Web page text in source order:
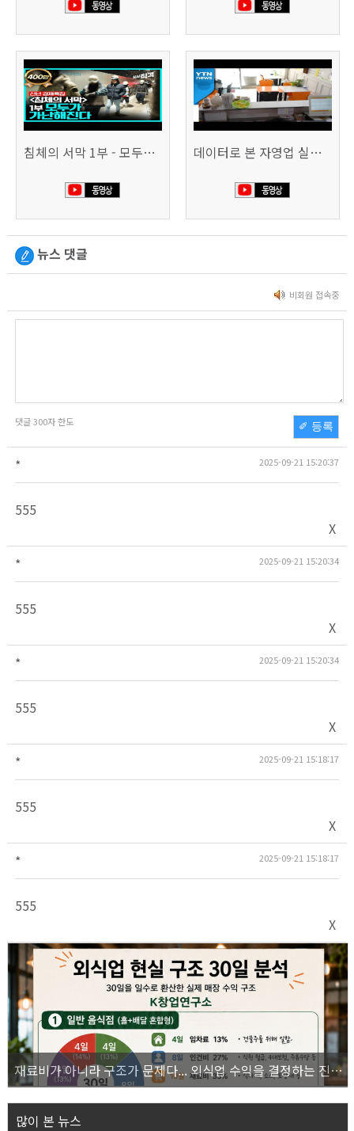
침체의 서막 1부 - 모두가 가난해진다 | 시사직격 신년특집 데이터로 본 자영업 실태 - 매출 '뚝', 장수 업소도 '휘청'
뉴스 댓글
비회원 접속중
댓글300자 한도 ✐ 등록
* 2025-09-21 15:20:37
555
X
*
2025-09-21 15:20:34
555
X
*
2025-09-21 15:20:34
555
X
*
2025-09-21 15:18:17
555
X
*
2025-09-21 15:18:17
555
X
재료비가 아니라 구조가 문제다... 외식업 수익을 결정하는 진짜 숫자의 비밀
많이 본 뉴스